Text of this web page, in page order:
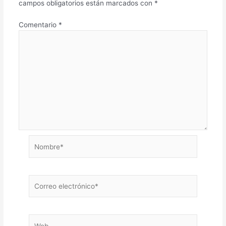
campos obligatorios están marcados con *
Comentario *
electrónico*